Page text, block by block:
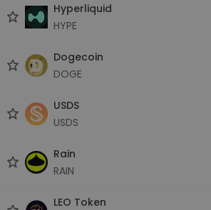
Hyperliquid
HYPE
Dogecoin
DOGE
USDS
USDS
Rain
RAIN
LEO Token